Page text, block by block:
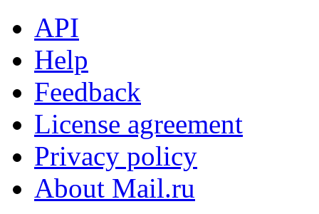
API
Help
Feedback
License agreement
Privacy policy
About Mail.ru